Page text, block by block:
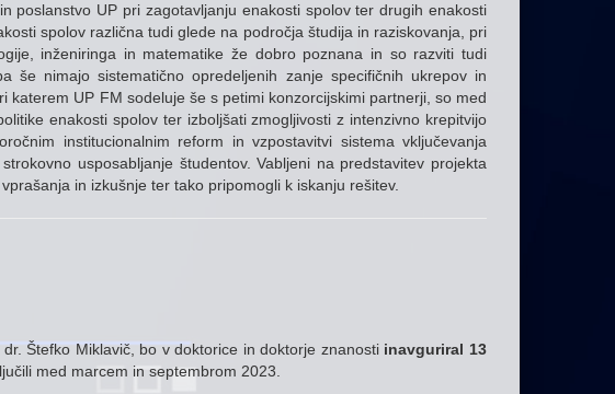
poslanstvo UP pri zagotavljanju enakosti spolov ter drugih enakosti
spolov različna tudi glede na področja študija in raziskovanja, pri
inženiringa in matematike že dobro poznana in so razviti tudi
še nimajo sistematično opredeljenih zanje specifičnih ukrepov in
katerem UP FM sodeluje še s petimi konzorcijskimi partnerji, so med
enakosti spolov ter izboljšati zmogljivosti z intenzivno krepitvijo
institucionalnim reform in vzpostavitvi sistema vključevanja
usposabljanje študentov. Vabljeni na predstavitev projekta
in izkušnje ter tako pripomogli k iskanju rešitev.
Štefko Miklavič, bo v doktorice in doktorje znanosti inavguriral 13
med marcem in septembrom 2023.